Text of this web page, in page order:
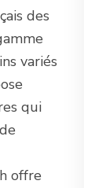
des
variés
qui
offre